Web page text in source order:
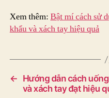
Xem thêm: Bật mí cách sử
khẩu và xách tay hiệu quả
←
Hướng dẫn cách
và xách tay đạt hiệu